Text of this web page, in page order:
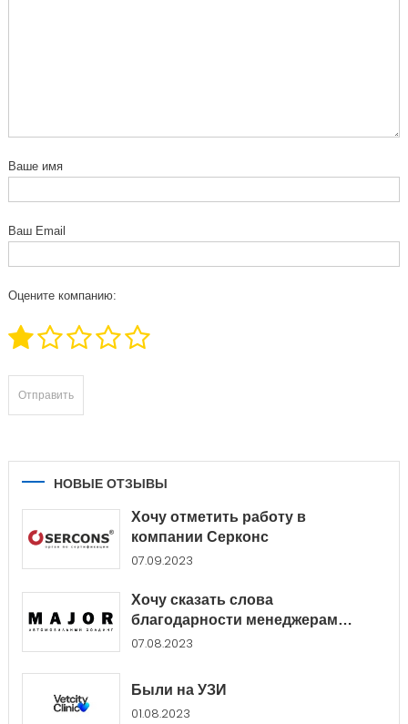
Ваше имя
Ваш Email
Оцените компанию:
НОВЫЕ ОТЗЫВЫ
Хочу отметить работу в
компании Серконс
07.09.2023
Хочу сказать слова
благодарности менеджерам
Major...
07.08.2023
Были на УЗИ
01.08.2023